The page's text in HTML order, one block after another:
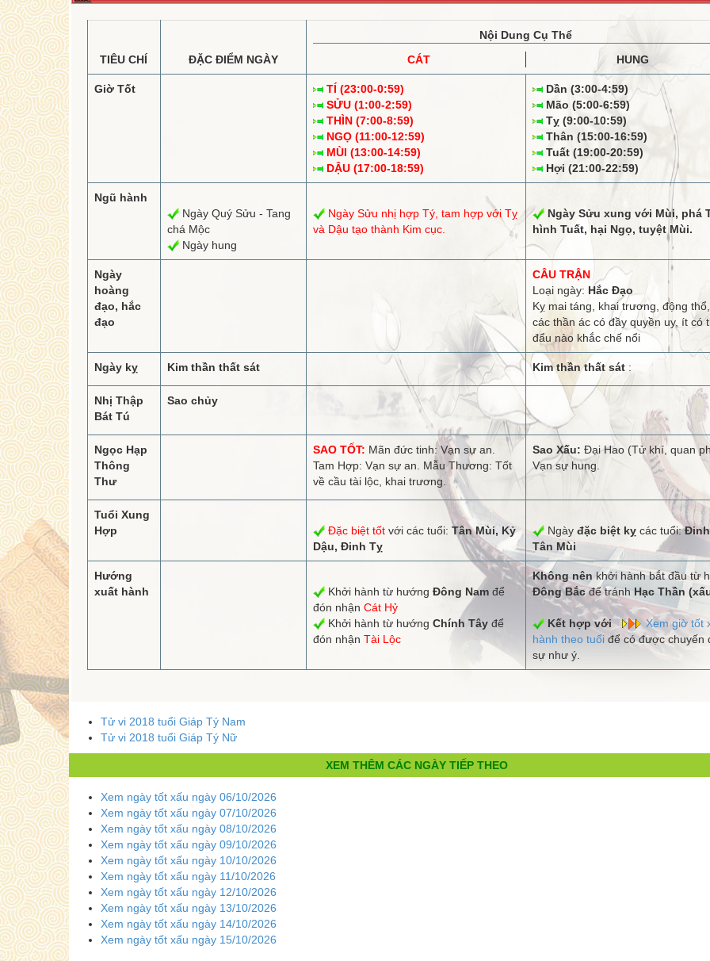
TIÊU CHÍ ĐẶC ĐIỂM NGÀY
Nội Dung Cụ Thể
CÁT
HUNG
Giờ Tốt
TÍ (23:00-0:59)
SỬU (1:00-2:59)
THÌN (7:00-8:59)
NGỌ (11:00-12:59)
MÙI (13:00-14:59)
DẬU (17:00-18:59)
Dần (3:00-4:59)
Mão (5:00-6:59)
Tỵ (9:00-10:59)
Thân (15:00-16:59)
Tuất (19:00-20:59)
Hợi (21:00-22:59)
Ngũ hành
Ngày Quý Sửu - Tang
chá Mộc
Ngày hung
Ngày Sửu nhị hợpTý, tam hợpvới Tỵ
và Dậu tạo thành Kim cục.
Ngày Sửu xung với Mùi, phá
hình Tuất, hại Ngọ, tuyệtMùi.
Ngày
hoàng
đạo, hắc
đạo
CÂU TRẬN
Loại ngày: Hắc Đạo
Kỵ mai táng, khai trương, động
các thần ác có đầy quyền uy, ít có
đẩu nào khắc chế nổi
Ngày kỵ Kim thần thất sát Kim thần thất sát:
Nhị Thập
Bát Tú
Sao chủy
Ngọc Hạp
Thông
Thư
SAO TỐT: Mãn đức tinh: Vạn sự an.
Tam Hợp: Vạn sự an. Mẫu Thương: Tốt
về cầu tài lộc, khai trương.
Sao Xấu: Đại Hao (Tử khí, quan
Vạn sự hung.
Tuổi Xung
Hợp
Đặc biệt tốtvới các tuổi: Tân Mùi, Kỷ
Dậu, Đinh Tỵ
Ngày đặc biệt kỵcác tuổi:
Tân Mùi
Hướng
xuất hành
Khởi hành từ hướng Đông Namđể
đón nhận Cát Hỷ
Khởi hành từ hướng Chính Tâyđể
đón nhận Tài Lộc
Không nênkhởi hành bắt đầu từ
Đông Bắcđể tránh Hạc Thần
Kết hợp với
Xem giờ tốt
hành theo tuổiđể có được chuyến
sự như ý.
Tử vi 2018 tuổi Giáp Tý Nam
Tử vi 2018 tuổi Giáp Tý Nữ
XEM THÊM CÁC NGÀY TIẾP THEO
Xem ngày tốt xấu ngày 06/10/2026
Xem ngày tốt xấu ngày 07/10/2026
Xem ngày tốt xấu ngày 08/10/2026
Xem ngày tốt xấu ngày 09/10/2026
Xem ngày tốt xấu ngày 10/10/2026
Xem ngày tốt xấu ngày 11/10/2026
Xem ngày tốt xấu ngày 12/10/2026
Xem ngày tốt xấu ngày 13/10/2026
Xem ngày tốt xấu ngày 14/10/2026
Xem ngày tốt xấu ngày 15/10/2026